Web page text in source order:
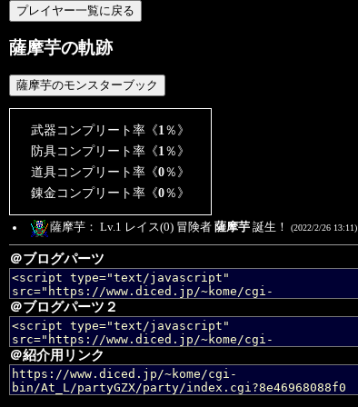
薩摩芋の軌跡
武器コンプリート率《1 ％》
防具コンプリート率《1 ％》
道具コンプリート率《0％》
錬金コンプリート率《0％》
薩摩芋： Lv.1 レイス(0) 冒険者 薩摩芋誕生！ (2022/2/26 13:11)
＠ブログパーツ
＠ブログパーツ２
＠紹介用リンク